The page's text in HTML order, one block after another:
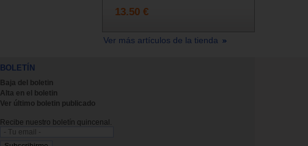
13.50 €
Ver más artículos de la tienda
BOLETÍN
Baja del boletin
Alta en el boletin
Ver último boletin publicado
Recibe nuestro boletín quincenal.